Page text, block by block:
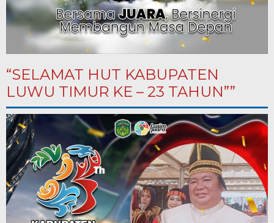
“SELAMAT HUT KABUPATEN
LUWU TIMUR KE – 23 TAHUN””